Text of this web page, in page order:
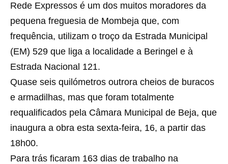
Rede Expressos é um dos muitos moradores da
pequena freguesia de Mombeja que, com
frequência, utilizam o troço da Estrada Municipal
(EM) 529 que liga a localidade a Beringel e à
Estrada Nacional 121.
Quase seis quilómetros outrora cheios de buracos
e armadilhas, mas que foram totalmente
requalificados pela Câmara Municipal de Beja, que
inaugura a obra esta sexta-feira, 16, a partir das
18h00.
Para trás ficaram 163 dias de trabalho na